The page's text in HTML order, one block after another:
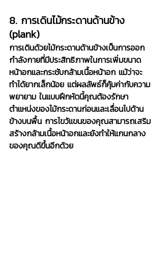
8. การเดินไม้กระดานด้านข้าง
(plank)
การเดินด้วยไม้กระดานด้านข้างเป็นการออก
กำลังกายที่มีประสิทธิภาพในการเพิ่มขนาด
หน้าอกและกระชับกล้ามเนื้อหน้าอก แม้ว่าจะ
ทำได้ยากเล็กน้อย แต่ผลลัพธ์ก็คุ้มค่ากับความ
พยายาม ในแบบฝึกหัดนี้คุณต้องรักษา
ตำแหน่งของไม้กระดานก่อนและเลื่อนไปด้าน
ข้างบนพื้น การไขว้แขนของคุณสามารถเสริม
สร้างกล้ามเนื้อหน้าอกและยังทำให้แกนกลาง
ของคุณดีขึ้นอีกด้วย